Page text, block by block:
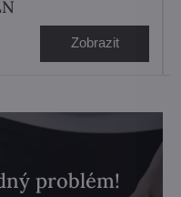
Zobrazit
problém!